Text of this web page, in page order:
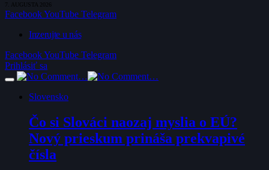
7. AUGUSTA 2026
FacebookYouTube Telegram
Inzerujte u nás
FacebookYouTube Telegram
Prihlásiť sa
Slovensko
Čo si Slováci naozaj myslia o EÚ?
Nový prieskum prináša prekvapivé
čísla